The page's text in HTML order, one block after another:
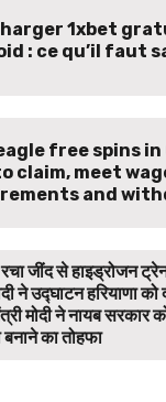
1xbet
: ce qu’il faut
free spins in
claim, meet
and
जींद से हाइड्रोजन
ने उद्घाटन हरियाणा को
मोदी ने नायब सरकार
बनाने का तोहफा